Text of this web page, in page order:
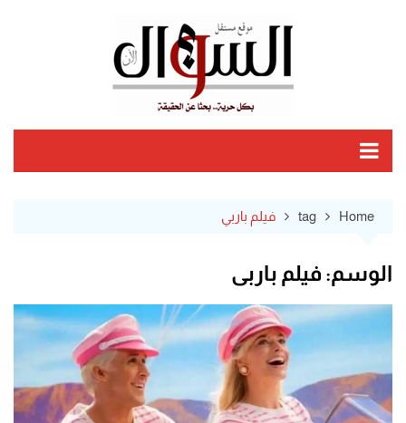
Home
tag فيلم باربي
الوسم: فيلم باربي